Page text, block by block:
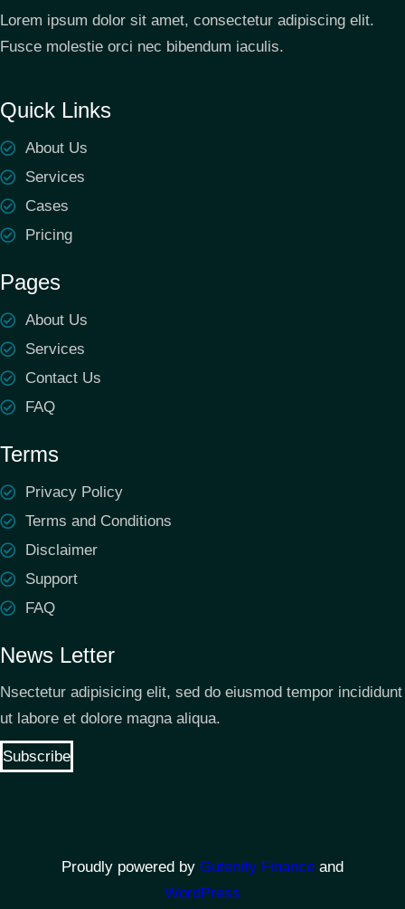
Lorem ipsum dolor sit amet, consectetur adipiscing elit.
Fusce molestie orci nec bibendum iaculis.
Quick Links
About Us
Services
Cases
Pricing
Pages
About Us
Services
Contact Us
FAQ
Terms
Privacy Policy
Terms and Conditions
Disclaimer
Support
FAQ
News Letter
Nsectetur adipisicing elit, sed do eiusmod tempor incididunt
ut labore et dolore magna aliqua.
Subscribe
Proudly powered by Gutenify Finance and
WordPress